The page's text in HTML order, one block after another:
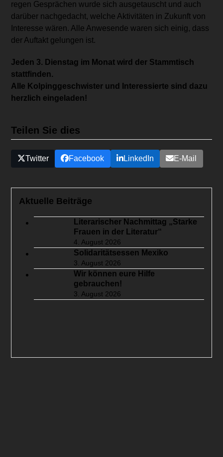
regen Gesprächen wurde sich ausgetauscht und auch
darüber nachgedacht, welche Aktivitäten in Zukunft von
Interesse wären. Alle Anwesende waren sich einig, dass
der Auftakt gelungen ist.
Jeden 3. Dienstag im Monat wird der Stammtisch
stattfinden.
Alle Kolpinggeschwister und Interessierte sind dazu
herzlich eingeladen!
Teilen Sie dies
Twitter Facebook LinkedIn E-Mail
Aktuelle Beiträge
Literarischer Nachmittag „Starke
Frauen in der Literatur“
4. August 2026
Solidaritätsessen Mexiko
3. August 2026
Wir können eure Hilfe
gebrauchen!
3. August 2026